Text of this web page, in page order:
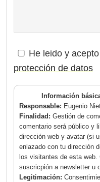
He leido y
protección de datos
Información
Responsable: Eugenio
Finalidad:Gestión de
comentario será público y
dirección web y avatar (si
enlazado con tu dirección
los visitantes de esta
suscricpión a newsletter u
Legitimación: